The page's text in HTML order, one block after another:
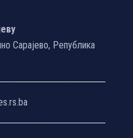
Сарајево, Република